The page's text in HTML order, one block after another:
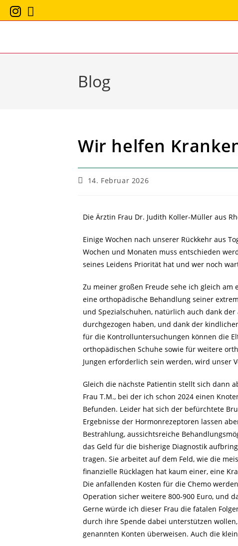
Blog
Wir helfen
14. Februar 2026
Die Ärztin Frau Dr. Judith Koller-Müller aus
Einige Wochen nach unserer Rückkehr aus
Wochen und Monaten muss entschieden
seines Leidens Priorität hat und wer noch
Zu meiner großen Freude sehe ich gleich am
eine orthopädische Behandlung seiner
und Spezialschuhen, natürlich auch dank
durchgezogen haben, und dank der
für die Kontrolluntersuchungen können die
orthopädischen Schuhe sowie für weitere
Jungen erforderlich sein werden, wird unser
Gleich die nächste Patientin stellt sich dann
Frau T.M., bei der ich schon 2024 einen
Befunden. Leider hat sich der befürchtete
Ergebnisse der Hormonrezeptoren lassen
Bestrahlung, aussichtsreiche
das Geld für die bisherige Diagnostik
tragen. Sie arbeitet auf dem Feld, wie die
finanzielle Rücklagen hat kaum einer, eine
Die anfallenden Kosten für die Chemo
Operation sicher weitere 800-900 Euro, und
Gerne würde ich dieser Frau die fatalen
durch ihre Spende dabei unterstützen
genannten Konten überweisen. Auch die